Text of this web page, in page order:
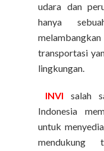
udara dan
hanya
transportasi
lingkungan.
INVI salah
Indonesia
untuk
mendukung